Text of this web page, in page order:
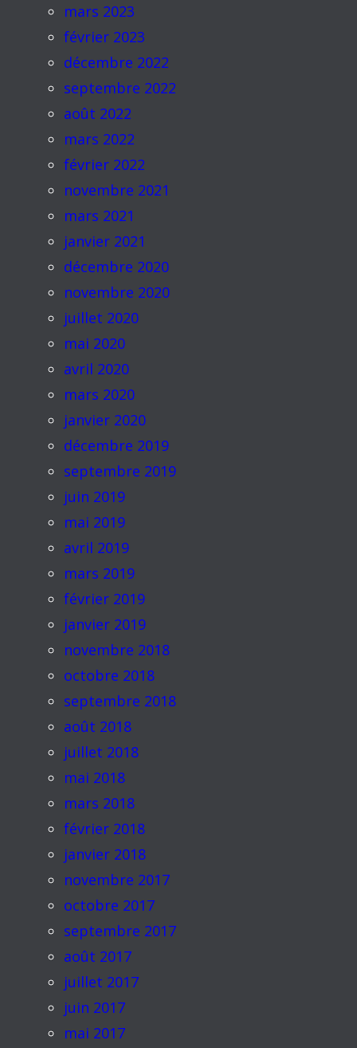
mars 2023
février 2023
décembre 2022
septembre 2022
août 2022
mars 2022
février 2022
novembre 2021
mars 2021
janvier 2021
décembre 2020
novembre 2020
juillet 2020
mai 2020
avril 2020
mars 2020
janvier 2020
décembre 2019
septembre 2019
juin 2019
mai 2019
avril 2019
mars 2019
février 2019
janvier 2019
novembre 2018
octobre 2018
septembre 2018
août 2018
juillet 2018
mai 2018
mars 2018
février 2018
janvier 2018
novembre 2017
octobre 2017
septembre 2017
août 2017
juillet 2017
juin 2017
mai 2017